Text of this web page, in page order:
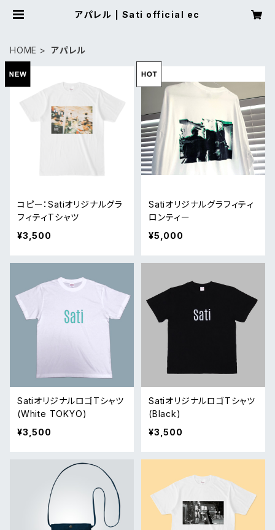
アパレル | Sati official ec
HOME アパレル
コピー：Satiオリジナルグラ
フィティTシャツ
¥3,500
Satiオリジナルグラフィティ
ロンティー
¥5,000
SatiオリジナルロゴTシャツ
(White TOKYO)
¥3,500
SatiオリジナルロゴTシャツ
(Black)
¥3,500